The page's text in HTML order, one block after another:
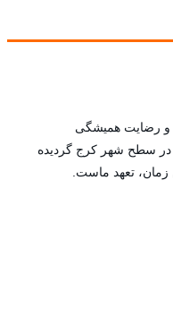
از ۲۵ سال سابقه و رضایت همیشگی
در سطح شهر کرج گردیده
تعهد ماست.